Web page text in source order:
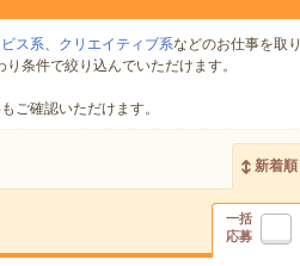
ス系、 クリエイティブ系などのお仕事を取り
り条件で絞り込んでいただけます。
ご確認いただけます。
新着順
一括
応募